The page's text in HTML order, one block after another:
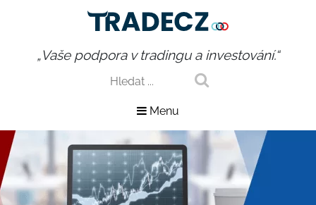
„Vaše podpora v tradingu a investování.“
Menu